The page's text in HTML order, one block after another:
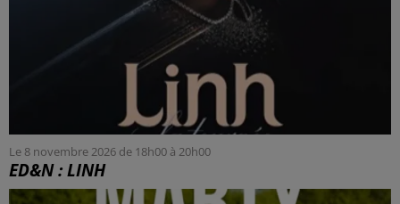
Le 8 novembre 2026 de 18h00 à 20h00
ED&N : LINH